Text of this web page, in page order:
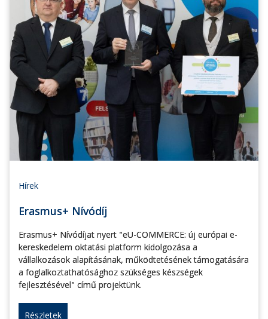
Hírek
Erasmus+ Nívódíj
Erasmus+ Nívódíjat nyert "eU-COMMERCE: új európai e-
kereskedelem oktatási platform kidolgozása a
vállalkozások alapításának, működtetésének támogatására
a foglalkoztathatósághoz szükséges készségek
fejlesztésével" című projektünk.
Részletek